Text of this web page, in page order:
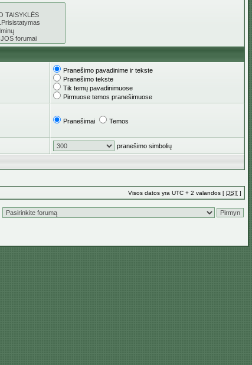
Pranešimo pavadinime ir tekste
Pranešimo tekste
Tik temų pavadinimuose
Pirmuose temos pranešimuose
Pranešimai Temos
pranešimo simbolių
Visos datos yra UTC + 2 valandos [ DST ]